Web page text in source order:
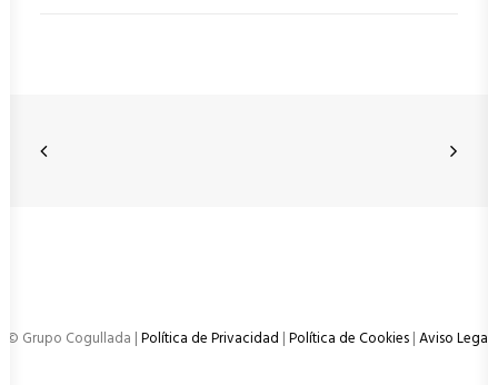
© Grupo Cogullada |Política de Privacidad |Política de Cookies|Aviso Legal